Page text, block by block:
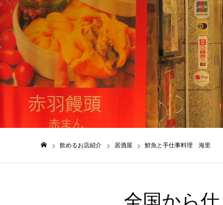
飲めるお店紹介 居酒屋 鮮魚と手仕事料理 海里